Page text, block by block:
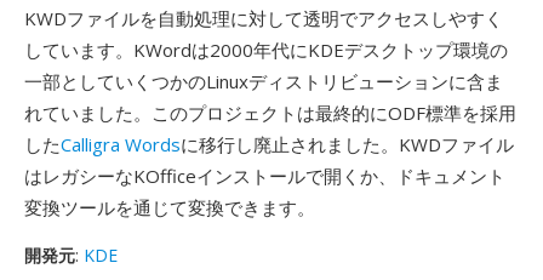
KWDファイルを自動処理に対して透明でアクセスしやすく
しています。KWordは2000年代にKDEデスクトップ環境の
一部としていくつかのLinuxディストリビューションに含ま
れていました。このプロジェクトは最終的にODF標準を採用
したCalligra Wordsに移行し廃止されました。KWDファイル
はレガシーなKOfficeインストールで開くか、ドキュメント
変換ツールを通じて変換できます。
開発元: KDE